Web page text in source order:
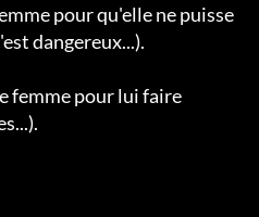
pour qu'elle ne puisse
dangereux...).
femme pour lui faire